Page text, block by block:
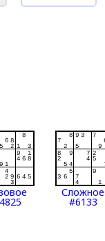
Сложное
#6133